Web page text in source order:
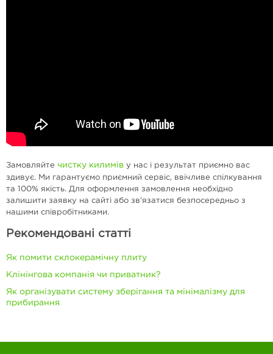
Замовляйте чистку килимів у нас і результат приємно вас
здивує. Ми гарантуємо приємний сервіс, ввічливе спілкування
та 100% якість. Для оформлення замовлення необхідно
залишити заявку на сайті або зв'язатися безпосередньо з
нашими співробітниками.
Рекомендовані статті
Як помити склокерамічну плиту
Клінінгова компанія чи приватник?
Як організувати систему зберігання та мінімалізму для
прибирання